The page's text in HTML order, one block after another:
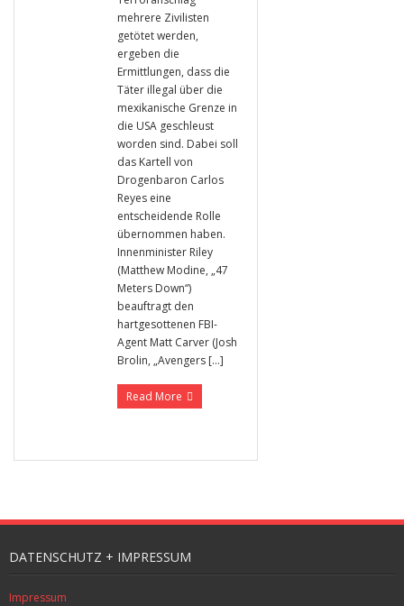
mehrere Zivilisten
getötet werden,
ergeben die
Ermittlungen, dass die
Täter illegal über die
mexikanische Grenze in
die USA geschleust
worden sind. Dabei soll
das Kartell von
Drogenbaron Carlos
Reyes eine
entscheidende Rolle
übernommen haben.
Innenminister Riley
(Matthew Modine, „47
Meters Down“)
beauftragt den
hartgesottenen FBI-
Agent Matt Carver (Josh
Brolin, „Avengers […]
Read More
DATENSCHUTZ + IMPRESSUM
Impressum